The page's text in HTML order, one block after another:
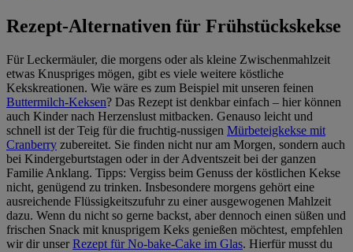
Rezept-Alternativen für Frühstückskekse
Für Leckermäuler, die morgens oder als kleine Zwischenmahlzeit
etwas Knuspriges mögen, gibt es viele weitere köstliche
Kekskreationen. Wie wäre es zum Beispiel mit unseren feinen
Buttermilch-Keksen? Das Rezept ist denkbar einfach – hier können
auch Kinder nach Herzenslust mitbacken. Genauso leicht und
schnell ist der Teig für die fruchtig-nussigen Mürbeteigkekse mit
Cranberry zubereitet. Sie finden nicht nur am Morgen, sondern auch
bei Kindergeburtstagen oder in der Adventszeit bei der ganzen
Familie Anklang. Tipps: Vergiss beim Genuss der köstlichen Kekse
nicht, genügend zu trinken. Insbesondere morgens gehört eine
ausreichende Flüssigkeitszufuhr zu einer ausgewogenen Mahlzeit
dazu. Wenn du nicht so gerne backst, aber dennoch einen süßen und
frischen Snack mit knusprigem Keks genießen möchtest, empfehlen
wir dir unserRezept für No-bake-Cake im Glas. Hierfür musst du